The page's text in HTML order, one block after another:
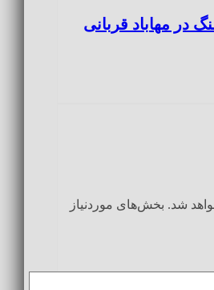
در مهاباد قربانی
شد. بخش‌های موردنیاز